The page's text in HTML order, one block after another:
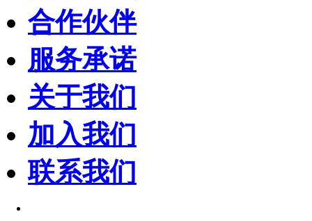
合作伙伴
服务承诺
关于我们
加入我们
联系我们